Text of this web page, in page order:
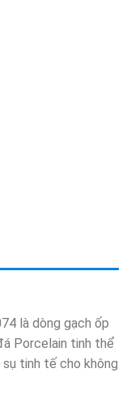
là dòng gạch ốp
Porcelain tinh thể
sụ tinh tế cho không